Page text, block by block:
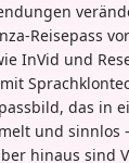
Reisepass
InVid und
das in
und sinnlos
hinaus sind